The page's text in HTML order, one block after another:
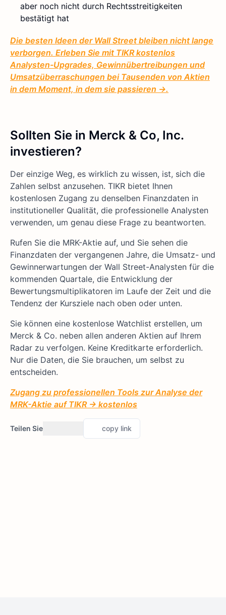
aber noch nicht durch Rechtsstreitigkeiten
bestätigt hat
Die besten Ideen der Wall Street bleiben nicht lange
verborgen. Erleben Sie mit TIKR kostenlos
Analysten-Upgrades, Gewinnübertreibungen und
Umsatzüberraschungen bei Tausenden von Aktien
in dem Moment, in dem sie passieren →.
Sollten Sie in Merck & Co, Inc.
investieren?
Der einzige Weg, es wirklich zu wissen, ist, sich die
Zahlen selbst anzusehen. TIKR bietet Ihnen
kostenlosen Zugang zu denselben Finanzdaten in
institutioneller Qualität, die professionelle Analysten
verwenden, um genau diese Frage zu beantworten.
Rufen Sie die MRK-Aktie auf, und Sie sehen die
Finanzdaten der vergangenen Jahre, die Umsatz- und
Gewinnerwartungen der Wall Street-Analysten für die
kommenden Quartale, die Entwicklung der
Bewertungsmultiplikatoren im Laufe der Zeit und die
Tendenz der Kursziele nach oben oder unten.
Sie können eine kostenlose Watchlist erstellen, um
Merck & Co. neben allen anderen Aktien auf Ihrem
Radar zu verfolgen. Keine Kreditkarte erforderlich.
Nur die Daten, die Sie brauchen, um selbst zu
entscheiden.
Zugang zu professionellen Tools zur Analyse der
MRK-Aktie auf TIKR → kostenlos
Teilen Sie copy link